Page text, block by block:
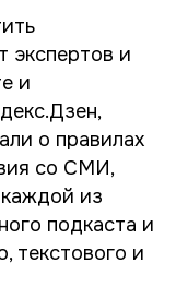
стать
это
который
себя,
где вы
стать
вам
форума